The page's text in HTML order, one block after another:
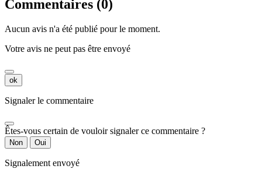
Commentaires (0)
Aucun avis n'a été publié pour le moment.
Votre avis ne peut pas être envoyé
ok
Signaler le commentaire
Êtes-vous certain de vouloir signaler ce commentaire ?
Non Oui
Signalement envoyé